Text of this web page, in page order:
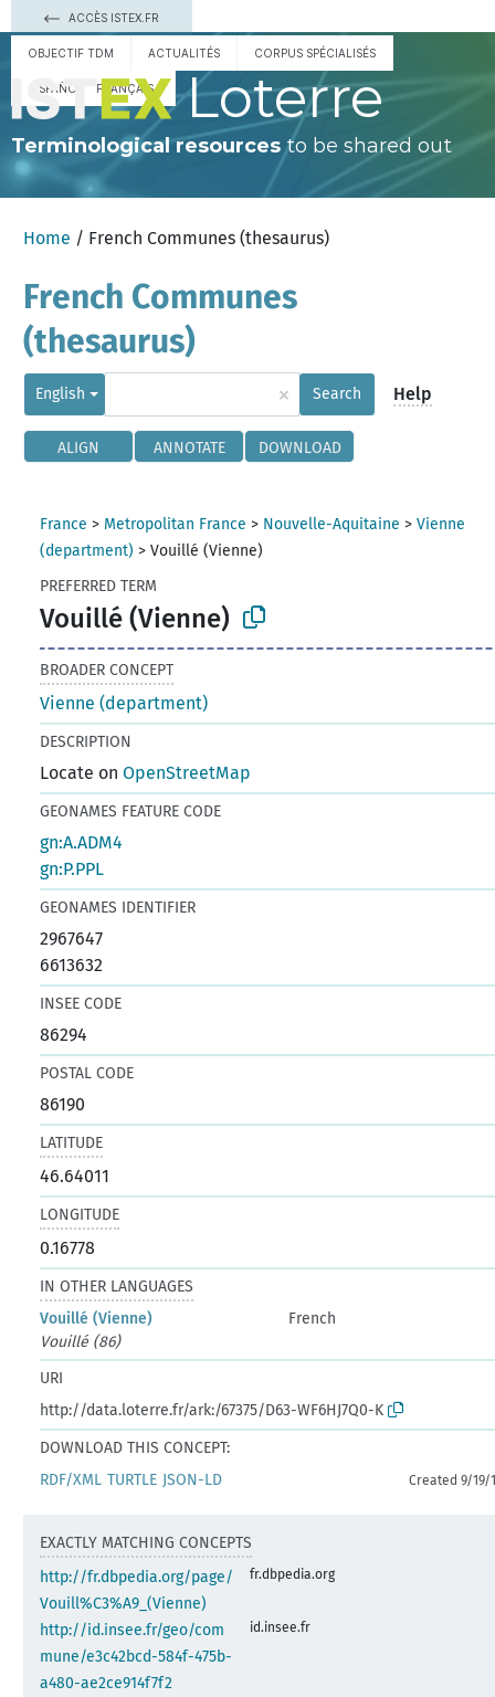
ACCÈS ISTEX.FR
OBJECTIF TDM ACTUALITÉS CORPUS SPÉCIALISÉS
ESPAÑOL FRANÇAIS Loterre
Terminological resourcesto be shared out
Home / French Communes (thesaurus)
French Communes
(thesaurus)
English × Search Help
ALIGN ANNOTATE DOWNLOAD
France > Metropolitan France > Nouvelle-Aquitaine >Vienne
(department) >Vouillé (Vienne)
PREFERRED TERM
Vouillé (Vienne)
BROADER CONCEPT
Vienne (department)
DESCRIPTION
Locate onOpenStreetMap
GEONAMES FEATURE CODE
gn:A.ADM4
gn:P.PPL
GEONAMES IDENTIFIER
2967647
6613632
INSEE CODE
86294
POSTAL CODE
86190
LATITUDE
46.64011
LONGITUDE
0.16778
IN OTHER LANGUAGES
Vouillé (Vienne)
French
Vouillé (86)
URI
http://data.loterre.fr/ark:/67375/D63-WF6HJ7Q0-K
DOWNLOAD THIS CONCEPT:
RDF/XML TURTLE JSON-LD Created 9/19/
EXACTLY MATCHING CONCEPTS
http://fr.dbpedia.org/page/
Vouill%C3%A9_(Vienne)
fr.dbpedia.org
http://id.insee.fr/geo/com
mune/e3c42bcd-584f-475b-
a480-ae2ce914f7f2
id.insee.fr